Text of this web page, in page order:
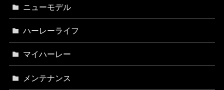
ニューモデル
ハーレーライフ
マイハーレー
メンテナンス